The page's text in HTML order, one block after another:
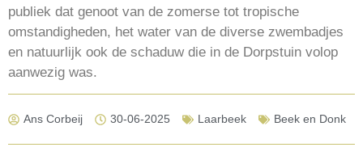
publiek dat genoot van de zomerse tot tropische
omstandigheden, het water van de diverse zwembadjes
en natuurlijk ook de schaduw die in de Dorpstuin volop
aanwezig was.
Ans Corbeij 30-06-2025 Laarbeek Beek en Donk